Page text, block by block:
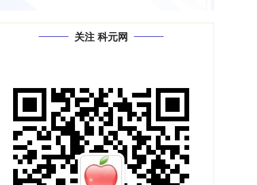
关注 科元网